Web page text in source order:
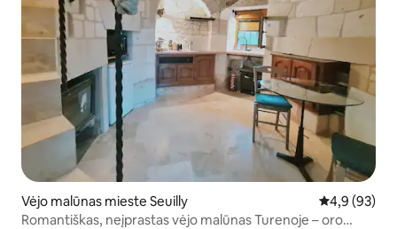
Vėjo malūnas mieste Seuilly Vidutinis
4,9 (93)
Romantiškas, neįprastas vėjo malūnas Turenoje – oro